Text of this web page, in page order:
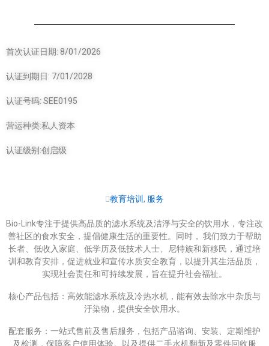
首次认证日期: 8/01/2026
认证到期日: 7/01/2028
认证号码: SEE0195
营运种类:私人资本
认证级别:创启级
教育培训 , 服务
Bio-Link专注于提供高品质的滤水系统及洁淨与安全的饮用水，专注改
善社区的食水安全，提倡健康生活的重要性。同时， 我们致力于帮助
长者、低收入家庭、低学历及低技术人士、尼特族和新移民，通过培
训和教育安排，促进就业和宣传水质安全教育，以提升其生活品质，
实现社会责任和可持续发展，旨在提升社会福祉。
核心产品包括：高效能滤水系统及冷热水机，能有效去除水中杂质与
汙染物，提供安全饮用水。
配套服务：一站式售前及售后服务，包括产品谘询、安装、定期维护
及检测，保障客户使用体验。以及提供二手水机翻新及零件回收服